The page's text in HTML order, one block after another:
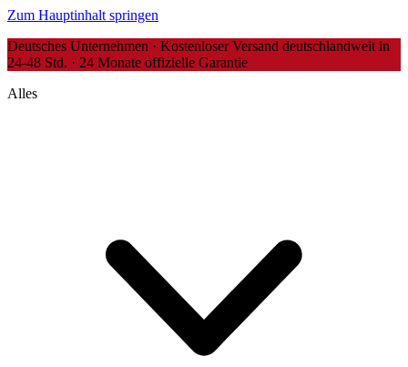
Zum Hauptinhalt springen
Deutsches Unternehmen · Kostenloser Versand deutschlandweit in
24-48 Std. · 24 Monate offizielle Garantie
Alles